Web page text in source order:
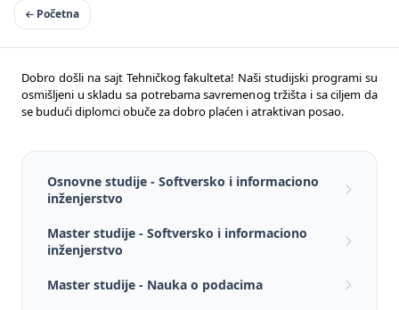
Početna
Osnovne studije - Softversko i informaciono
inženjerstvo
Master studije - Softversko i informaciono
inženjerstvo
Master studije - Nauka o podacima
Dobro došli na sajt Tehničkog fakulteta! Naši studijski programi su
osmišljeni u skladu sa potrebama savremenog tržišta i sa ciljem da
se budući diplomci obuče za dobro plaćen i atraktivan posao.